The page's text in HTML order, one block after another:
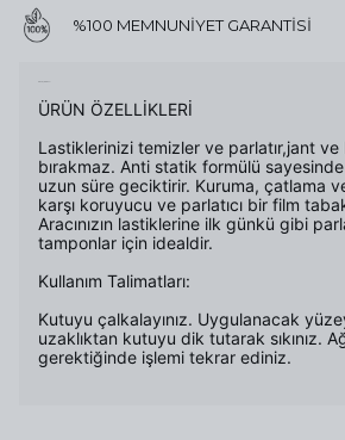
%100 MEMNUNİYET GARANTİSİ
ÜRÜN ÖZELLİKLERİ
Lastiklerinizi temizler ve parlatır,jant
bırakmaz. Anti statik formülü
uzun süre geciktirir. Kuruma, çatlama ve
karşı koruyucu ve parlatıcı bir film
Aracınızın lastiklerine ilk günkü gibi
tamponlar için idealdir.
Kullanım Talimatları:
Kutuyu çalkalayınız. Uygulanacak
uzaklıktan kutuyu dik tutarak sıkınız.
gerektiğinde işlemi tekrar ediniz.